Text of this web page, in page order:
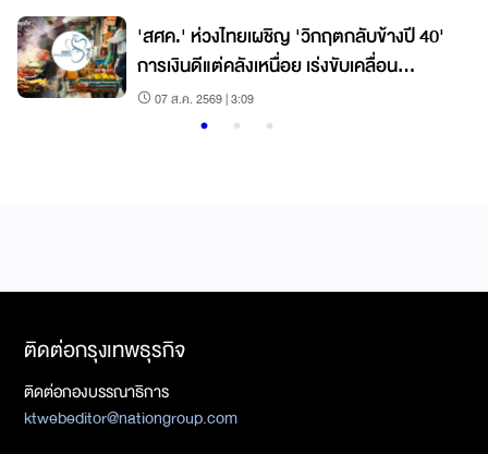
'สศค.' ห่วงไทยเผชิญ 'วิกฤตกลับข้างปี 40'
การเงินดีแต่คลังเหนื่อย เร่งขับเคลื่อน
นโยบาย รับยุคข้อมูลผันผวน
07 ส.ค. 2569 | 3:09
ติดต่อกรุงเทพธุรกิจ
ติดต่อกองบรรณาธิการ
ktwebeditor@nationgroup.com